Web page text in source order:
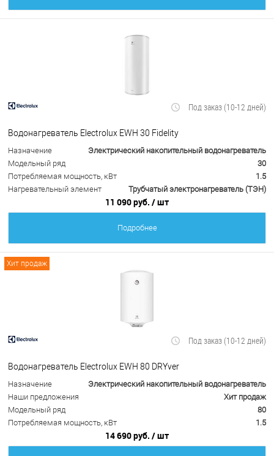
Под заказ (10-12 дней)
Водонагреватель Electrolux EWH 30 Fidelity
Назначение
Электрический накопительный водонагреватель
Модельный ряд
30
Потребляемая мощность, кВт
1.5
Нагревательный элемент
Трубчатый электронагреватель (ТЭН)
11 090 руб. / шт
Подробнее
Хит продаж
Под заказ (10-12 дней)
Водонагреватель Electrolux EWH 80 DRYver
Назначение
Электрический накопительный водонагреватель
Наши предложения
Хит продаж
Модельный ряд
80
Потребляемая мощность, кВт
1.5
14 690 руб. / шт